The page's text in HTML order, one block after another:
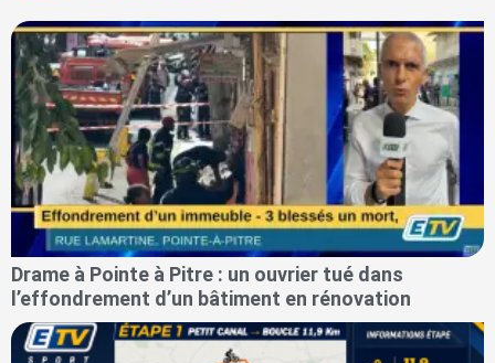
Drame à Pointe à Pitre : un ouvrier tué dans
l’effondrement d’un bâtiment en rénovation